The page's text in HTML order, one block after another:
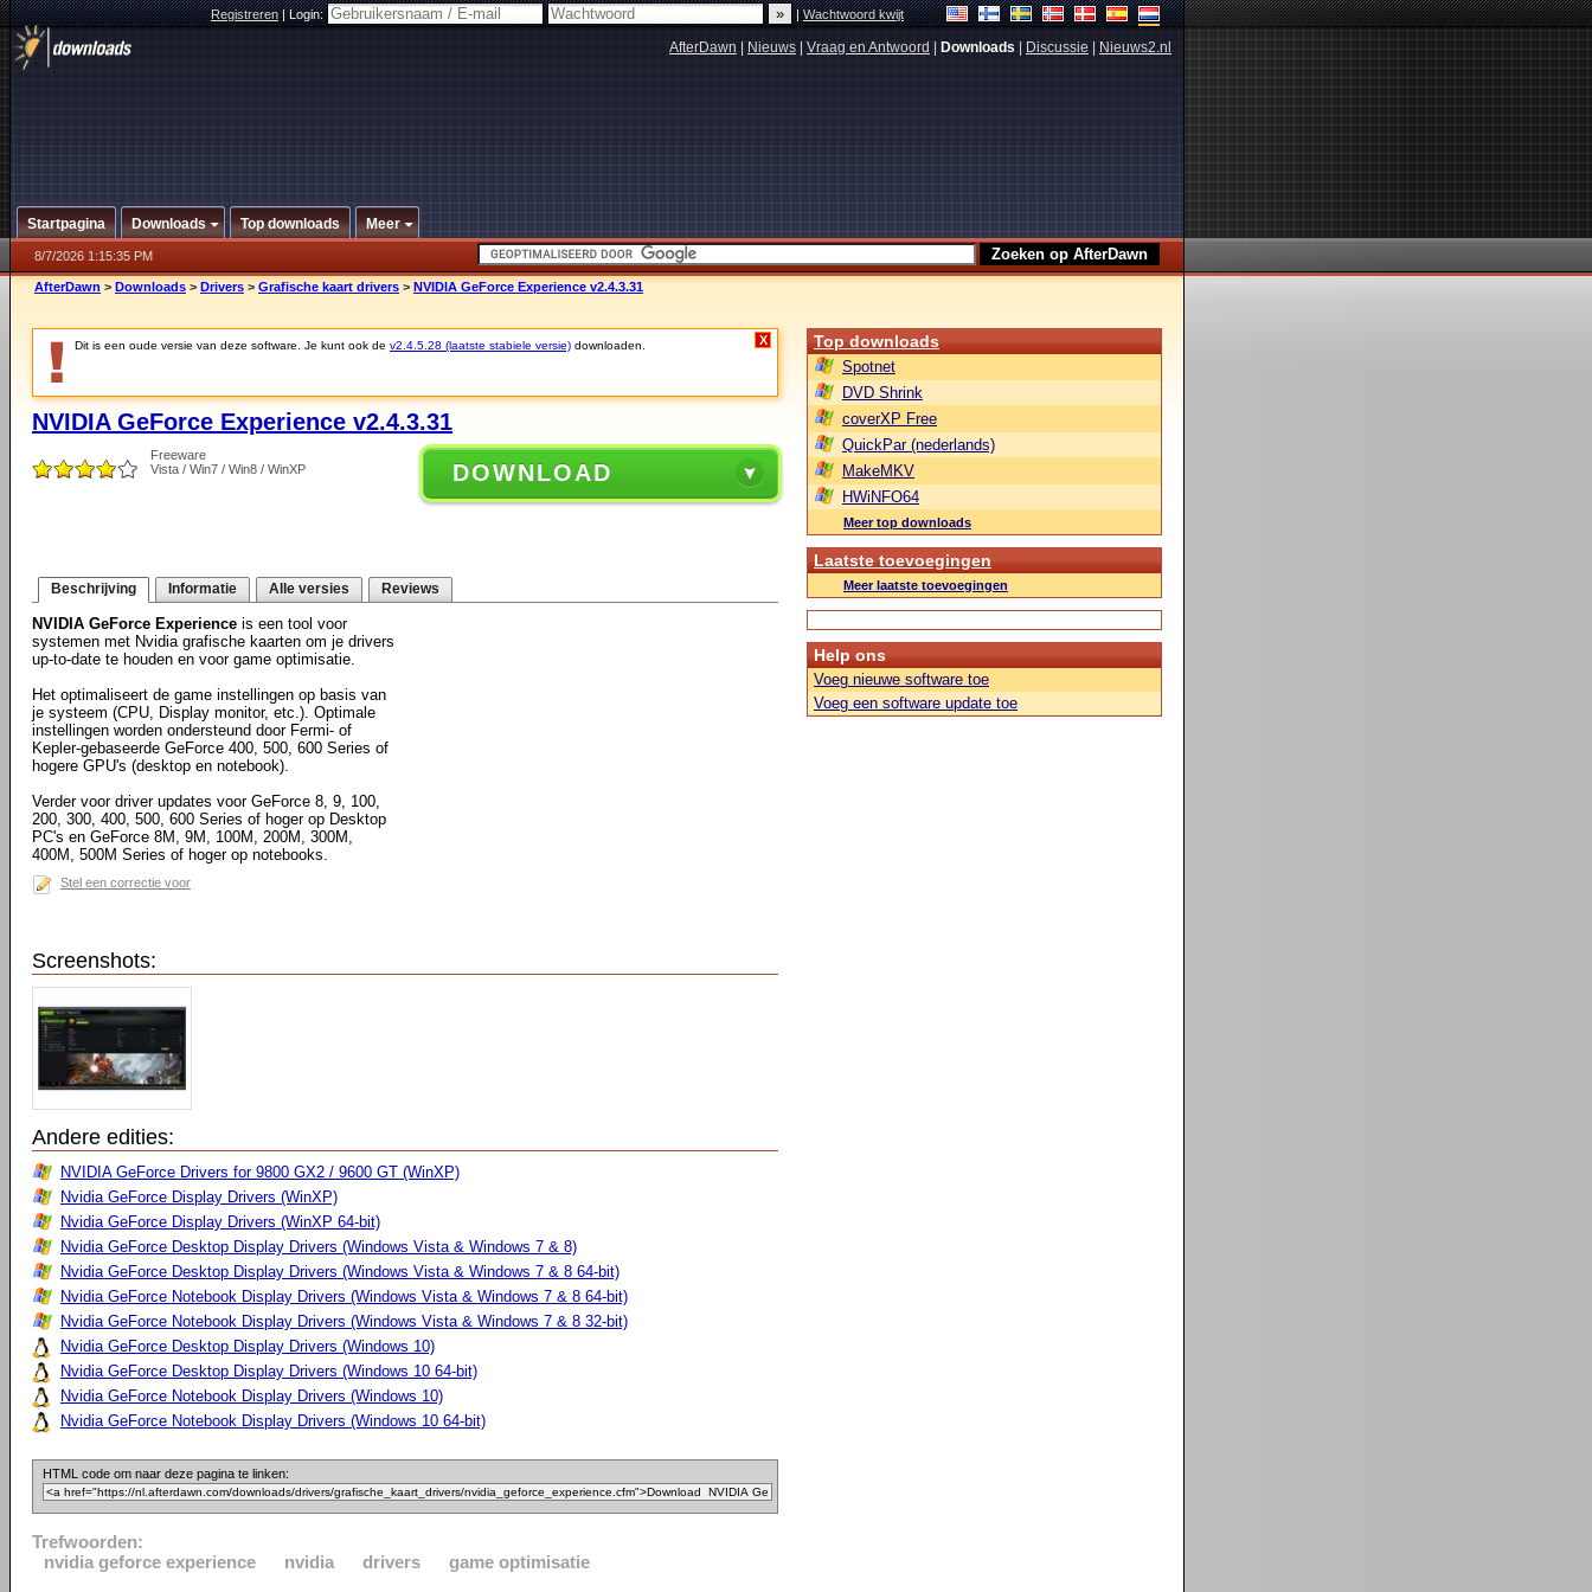
Registreren|Login: |Wachtwoord kwijt
AfterDawn Nieuws Vraag en Antwoord Downloads Discussie Nieuws2.nl
Startpagina Downloads Top downloads Meer
8/7/2026 1:15:35 PM
AfterDawn > Downloads > Drivers > Grafische kaart drivers > NVIDIA GeForce Experience v2.4.3.31
Dit is een oude versie van deze software. Je kunt ook de v2.4.5.28 (laatste stabiele versie) downloaden. X
NVIDIA GeForce Experience v2.4.3.31
Freeware
Vista / Win7 / Win8 / WinXP
DOWNLOAD
Beschrijving Informatie Alle versies Reviews
NVIDIA GeForce Experience is een tool voor
systemen met Nvidia grafische kaarten om je drivers
up-to-date te houden en voor game optimisatie.
Het optimaliseert de game instellingen op basis van
je systeem (CPU, Display monitor, etc.). Optimale
instellingen worden ondersteund door Fermi- of
Kepler-gebaseerde GeForce 400, 500, 600 Series of
hogere GPU's (desktop en notebook).
Verder voor driver updates voor GeForce 8, 9, 100,
200, 300, 400, 500, 600 Series of hoger op Desktop
PC's en GeForce 8M, 9M, 100M, 200M, 300M,
400M, 500M Series of hoger op notebooks.
Stel een correctie voor
Screenshots:
Andere edities:
NVIDIA GeForce Drivers for 9800 GX2 / 9600 GT (WinXP)
Nvidia GeForce Display Drivers (WinXP)
Nvidia GeForce Display Drivers (WinXP 64-bit)
Nvidia GeForce Desktop Display Drivers (Windows Vista & Windows 7 & 8)
Nvidia GeForce Desktop Display Drivers (Windows Vista & Windows 7 & 8 64-bit)
Nvidia GeForce Notebook Display Drivers (Windows Vista & Windows 7 & 8 64-bit)
Nvidia GeForce Notebook Display Drivers (Windows Vista & Windows 7 & 8 32-bit)
Nvidia GeForce Desktop Display Drivers (Windows 10)
Nvidia GeForce Desktop Display Drivers (Windows 10 64-bit)
Nvidia GeForce Notebook Display Drivers (Windows 10)
Nvidia GeForce Notebook Display Drivers (Windows 10 64-bit)
HTML code om naar deze pagina te linken:
Trefwoorden:
nvidia geforce experience
nvidia drivers game optimisatie
Top downloads
Spotnet
DVD Shrink
coverXP Free
QuickPar (nederlands)
MakeMKV
HWiNFO64
Meer top downloads
Laatste toevoegingen
Meer laatste toevoegingen
Help ons
Voeg nieuwe software toe
Voeg een software update toe